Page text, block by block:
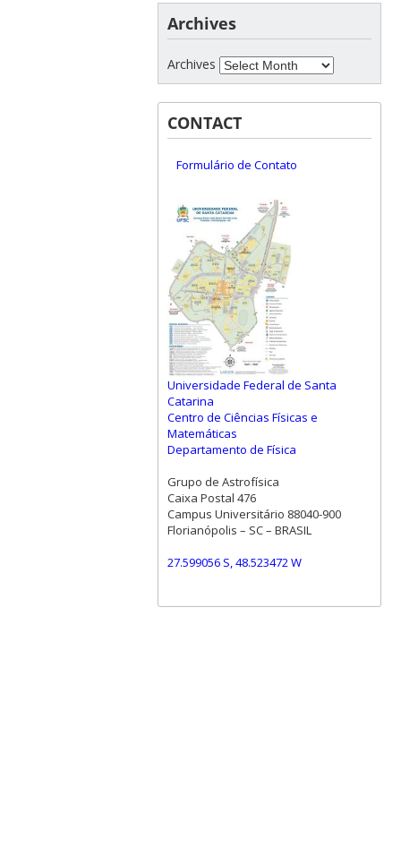
Archives
Archives
CONTACT
Formulário de Contato
Universidade Federal de Santa
Catarina
Centro de Ciências Físicas e
Matemáticas
Departamento de Física
Grupo de Astrofísica
Caixa Postal 476
Campus Universitário 88040-900
Florianópolis – SC – BRASIL
27.599056 S, 48.523472 W